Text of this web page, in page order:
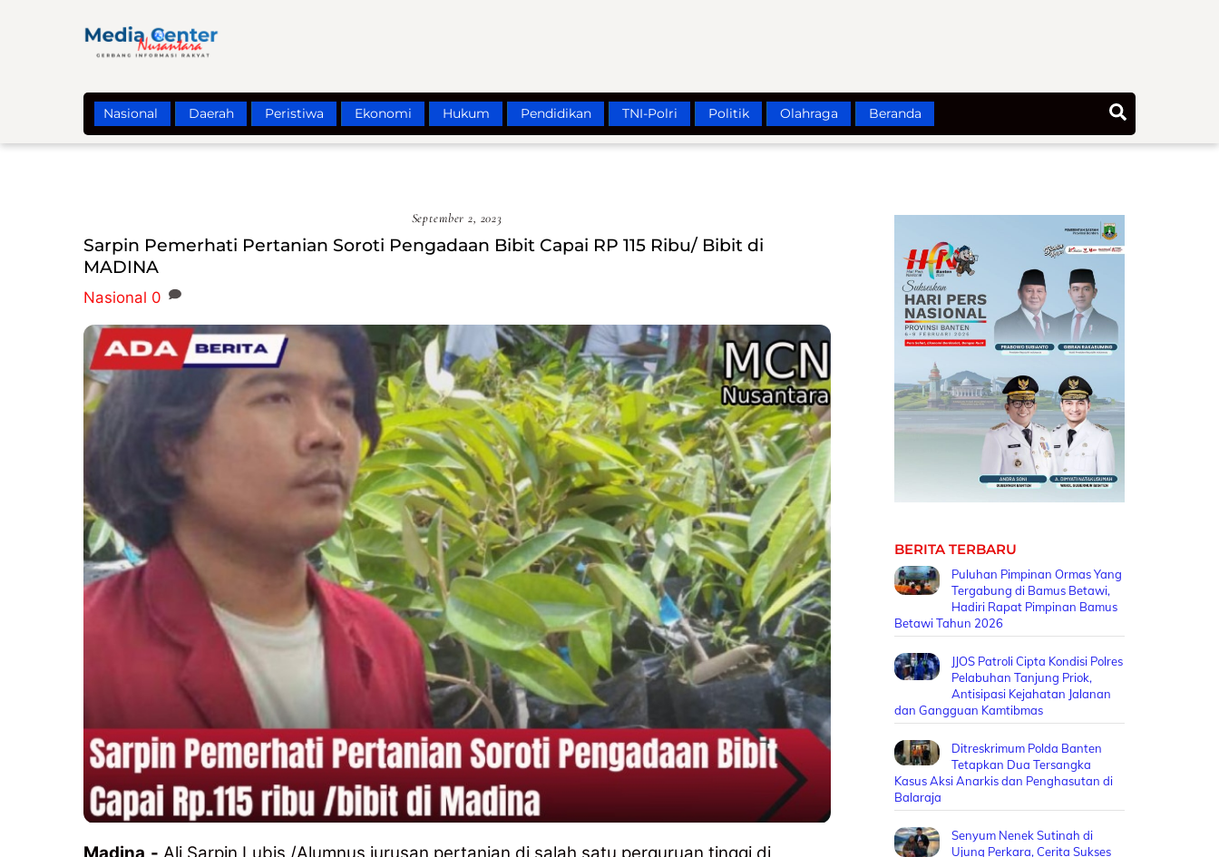
Nasional Daerah Peristiwa Ekonomi Hukum Pendidikan TNI-Polri Politik Olahraga Beranda
September 2, 2023
Sarpin Pemerhati Pertanian Soroti Pengadaan Bibit Capai RP 115 Ribu/ Bibit di
MADINA
Nasional 0
BERITA TERBARU
Puluhan Pimpinan Ormas Yang
Tergabung di Bamus Betawi,
Hadiri Rapat Pimpinan Bamus
Betawi Tahun 2026
JJOS Patroli Cipta Kondisi Polres
Pelabuhan Tanjung Priok,
Antisipasi Kejahatan Jalanan
dan Gangguan Kamtibmas
Ditreskrimum Polda Banten
Tetapkan Dua Tersangka
Kasus Aksi Anarkis dan Penghasutan di
Balaraja
Senyum Nenek Sutinah di
Ujung Perkara, Cerita Sukses